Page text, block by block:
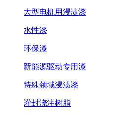
大型电机用浸渍漆
水性漆
环保漆
新能源驱动专用漆
特殊领域浸渍漆
灌封浇注树脂